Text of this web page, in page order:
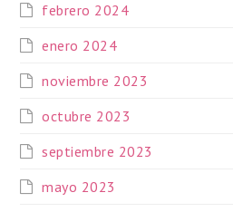
febrero 2024
enero 2024
noviembre 2023
octubre 2023
septiembre 2023
mayo 2023